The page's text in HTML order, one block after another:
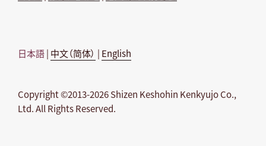
日本語| 中文（简体） | English
Copyright ©2013-2026 Shizen Keshohin Kenkyujo Co.,
Ltd. All Rights Reserved.